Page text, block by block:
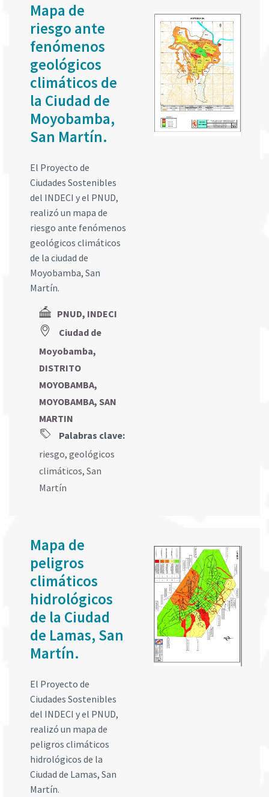
Mapa de
riesgo ante
fenómenos
geológicos
climáticos de
la Ciudad de
Moyobamba,
San Martín.
El Proyecto de
Ciudades Sostenibles
del INDECI y el PNUD,
realizó un mapa de
riesgo ante fenómenos
geológicos climáticos
de la ciudad de
Moyobamba, San
Martín.
PNUD, INDECI
Ciudad de
Moyobamba,
DISTRITO
MOYOBAMBA,
MOYOBAMBA, SAN
MARTIN
Palabras clave:
riesgo, geológicos
climáticos, San
Martín
Mapa de
peligros
climáticos
hidrológicos
de la Ciudad
de Lamas, San
Martín.
El Proyecto de
Ciudades Sostenibles
del INDECI y el PNUD,
realizó un mapa de
peligros climáticos
hidrológicos de la
Ciudad de Lamas, San
Martín.